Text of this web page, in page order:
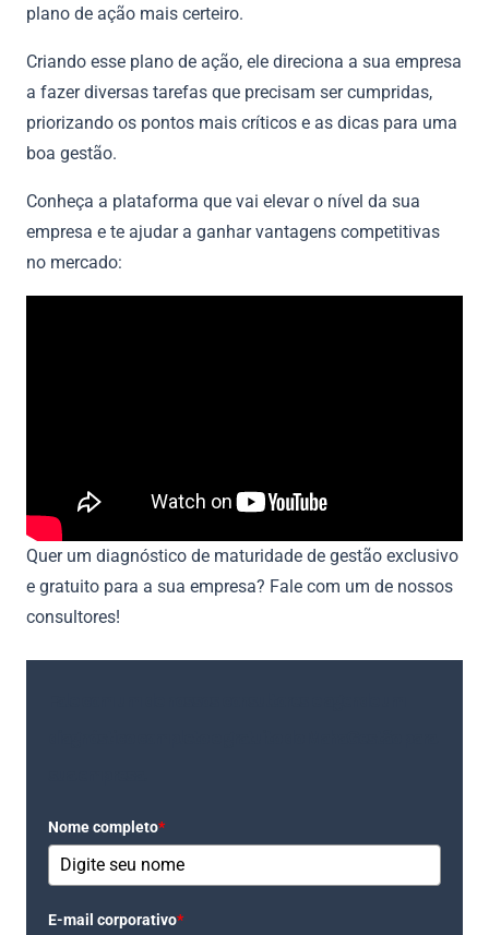
plano de ação mais certeiro.
Criando esse plano de ação, ele direciona a sua empresa
a fazer diversas tarefas que precisam ser cumpridas,
priorizando os pontos mais críticos e as dicas para uma
boa gestão.
Conheça a plataforma que vai elevar o nível da sua
empresa e te ajudar a ganhar vantagens competitivas
no mercado:
Quer um diagnóstico de maturidade de gestão exclusivo
e gratuito para a sua empresa? Fale com um de nossos
consultores!
Nome completo*
E-mail corporativo*